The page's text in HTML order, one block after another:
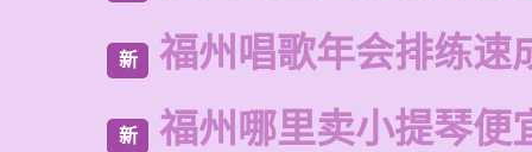
新 福州唱歌年会排练速
新 福州哪里卖小提琴便